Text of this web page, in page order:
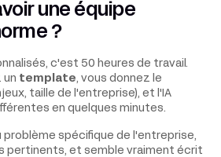
une équipe
?
c'est 50 heures de travail.
un template, vous donnez le
taille de l'entreprise), et l'IA
en quelques minutes.
problème spécifique de l'entreprise,
pertinents, et semble vraiment écrit